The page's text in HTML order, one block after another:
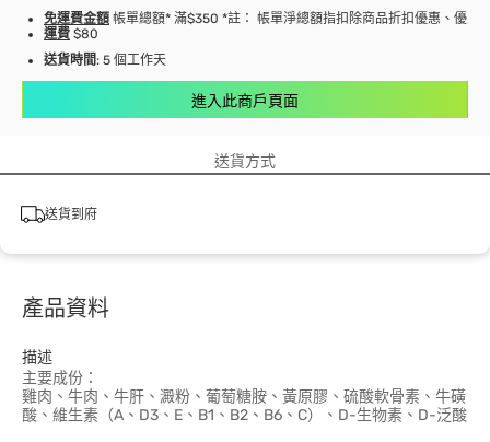
免運費金額 帳單總額* 滿$350 *註： 帳單淨總額指扣除商品折扣優惠、優惠
運費 $80
送貨時間: 5 個工作天
進入此商戶頁面
送貨方式
送貨到府
產品資料
描述
主要成份：
雞肉、牛肉、牛肝、澱粉、葡萄糖胺、黃原膠、硫酸軟骨素、牛磺
酸、維生素（A、D3、E、B1、B2、B6、C）、D-生物素、D-泛酸